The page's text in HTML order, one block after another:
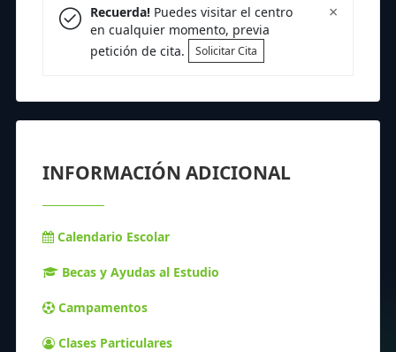
×
Recuerda!Puedes visitar el centro
en cualquier momento, previa
petición de cita.
Solicitar Cita
INFORMACIÓN ADICIONAL
Calendario Escolar
Becas y Ayudas al Estudio
Campamentos
Clases Particulares